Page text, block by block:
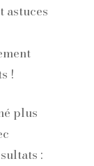
astuces
!
plus
: